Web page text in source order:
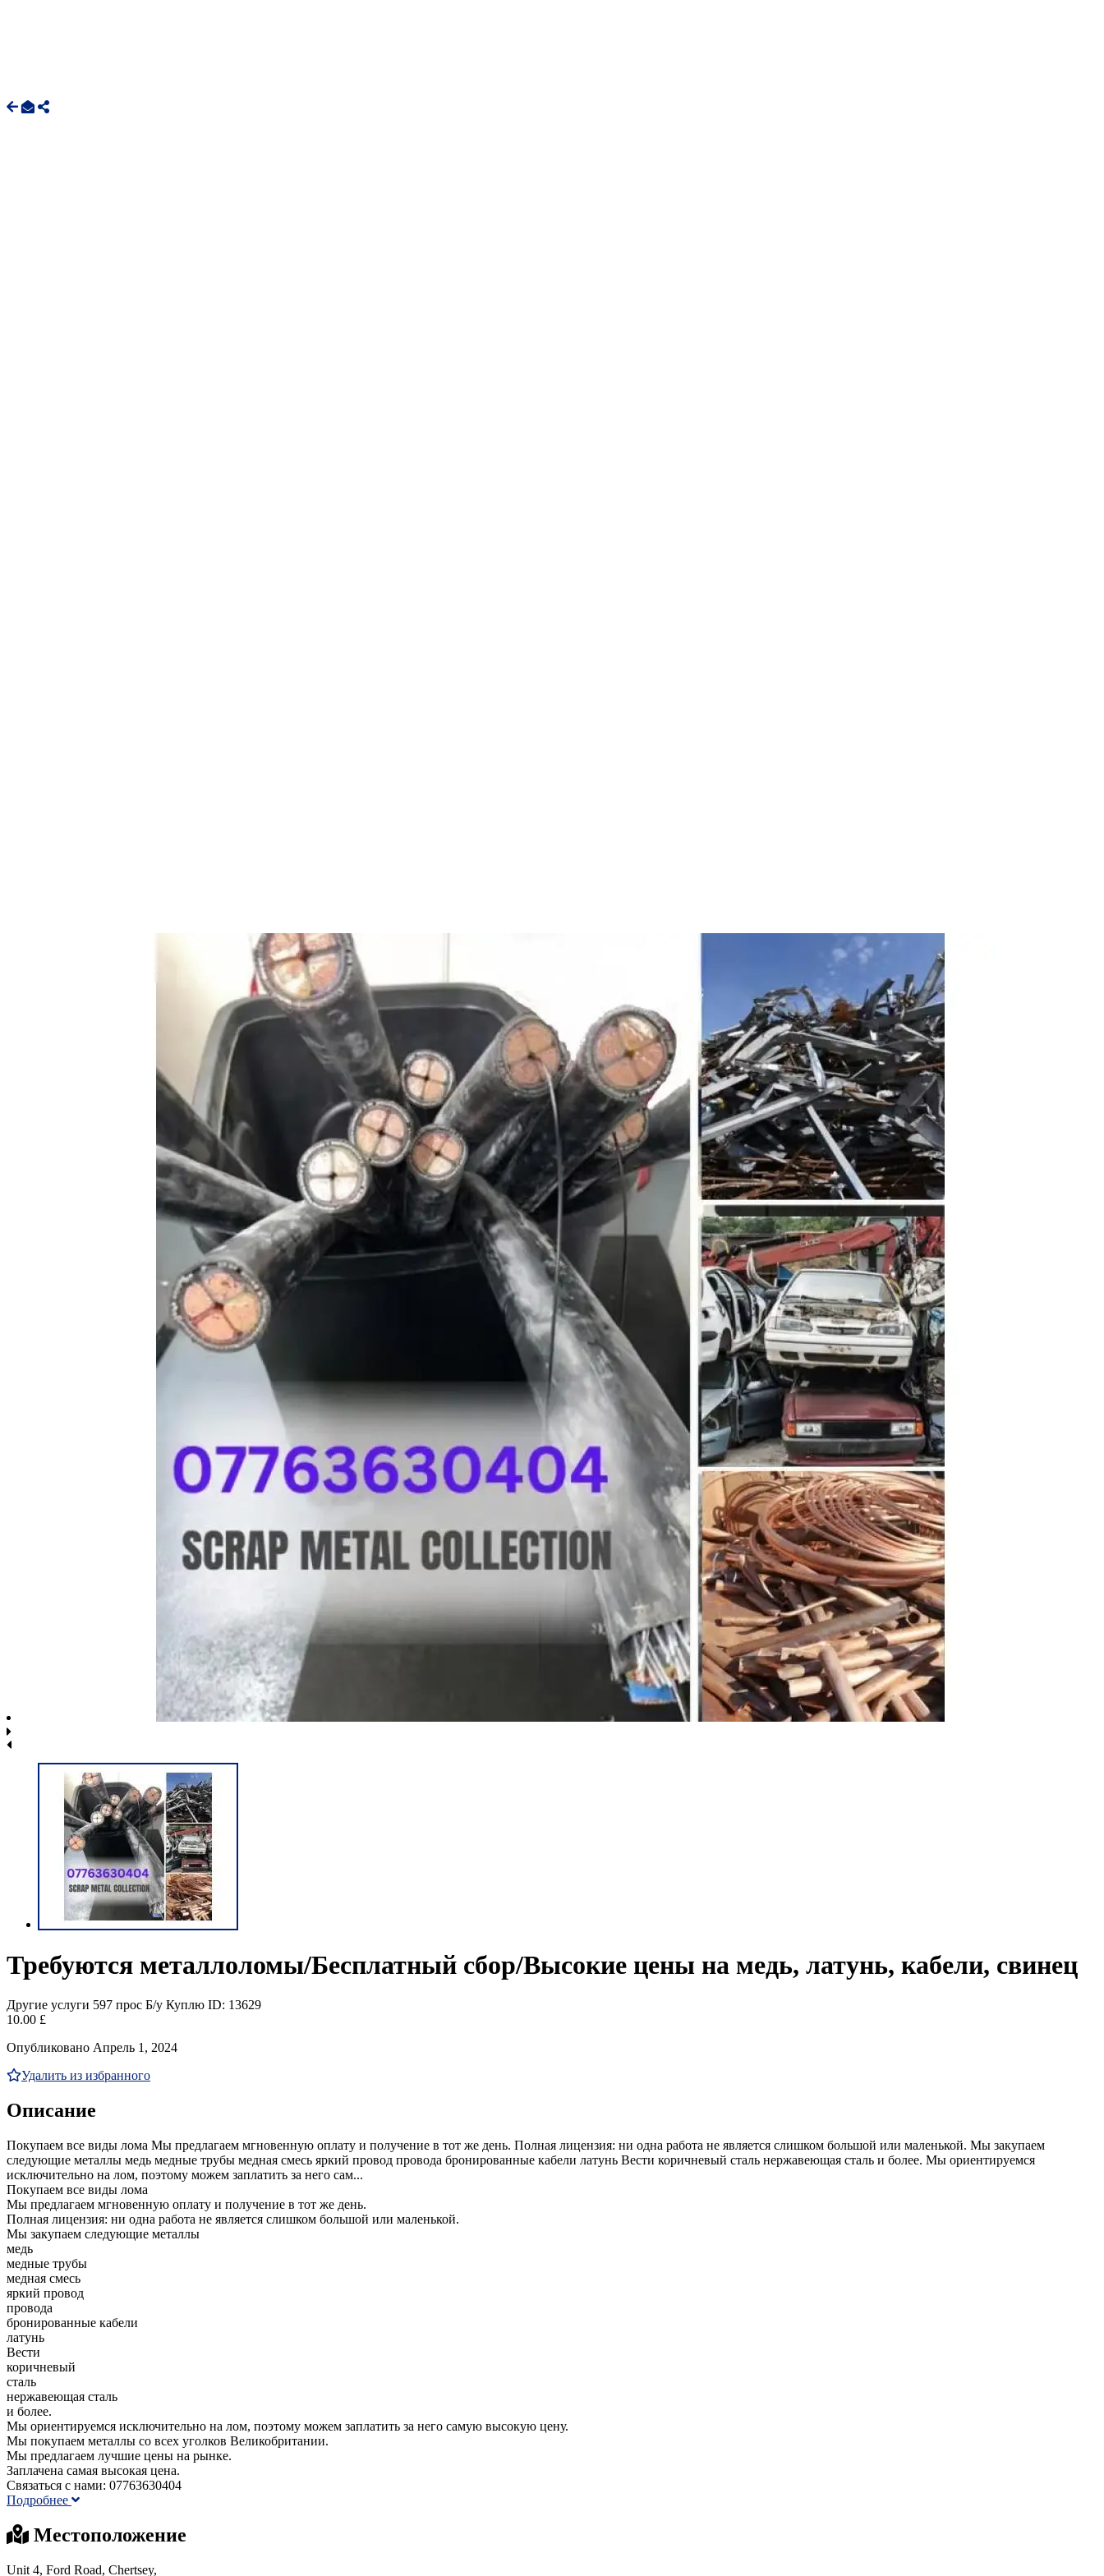
Требуются металлоломы/Бесплатный сбор/Высокие цены на медь, латунь, кабели, свинец
Другие услуги 597 прос Б/у Куплю ID: 13629
10.00 £
Опубликовано Апрель 1, 2024
Удалить из избранного
Описание
Покупаем все виды лома Мы предлагаем мгновенную оплату и получение в тот же день. Полная лицензия: ни одна работа не является слишком большой или маленькой. Мы закупаем
следующие металлы медь медные трубы медная смесь яркий провод провода бронированные кабели латунь Вести коричневый сталь нержавеющая сталь и более. Мы ориентируемся
исключительно на лом, поэтому можем заплатить за него сам...
Покупаем все виды лома
Мы предлагаем мгновенную оплату и получение в тот же день.
Полная лицензия: ни одна работа не является слишком большой или маленькой.
Мы закупаем следующие металлы
медь
медные трубы
медная смесь
яркий провод
провода
бронированные кабели
латунь
Вести
коричневый
сталь
нержавеющая сталь
и более.
Мы ориентируемся исключительно на лом, поэтому можем заплатить за него самую высокую цену.
Мы покупаем металлы со всех уголков Великобритании.
Мы предлагаем лучшие цены на рынке.
Заплачена самая высокая цена.
Связаться с нами: 07763630404
Подробнее
Местоположение
Unit 4, Ford Road, Chertsey,